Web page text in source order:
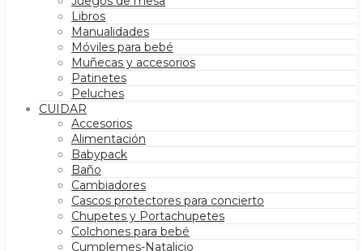
Libros
Manualidades
Móviles para bebé
Muñecas y accesorios
Patinetes
Peluches
CUIDAR
Accesorios
Alimentación
Babypack
Baño
Cambiadores
Cascos protectores para concierto
Chupetes y Portachupetes
Colchones para bebé
Cumplemes-Natalicio